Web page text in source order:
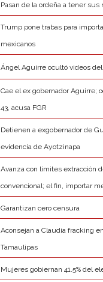
Pasan de la ordeña a tener sus
Trump pone trabas para
mexicanos
Ángel Aguirre ocultó videos del
Cae el ex gobernador Aguirre;
43, acusa FGR
Detienen a exgobernador de
evidencia de Ayotzinapa
Avanza con límites extracción
convencional; el fin, importar
Garantizan cero censura
Aconsejan a Claudia fracking
Tamaulipas
Mujeres gobiernan 41.5% del